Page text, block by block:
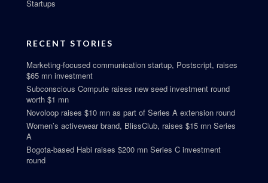
Startups
RECENT STORIES
Marketing-focused communication startup, Postscript, raises
$65 mn investment
Subconscious Compute raises new seed investment round
worth $1 mn
Novoloop raises $10 mn as part of Series A extension round
Women’s activewear brand, BlissClub, raises $15 mn Series
A
Bogota-based Habi raises $200 mn Series C investment
round